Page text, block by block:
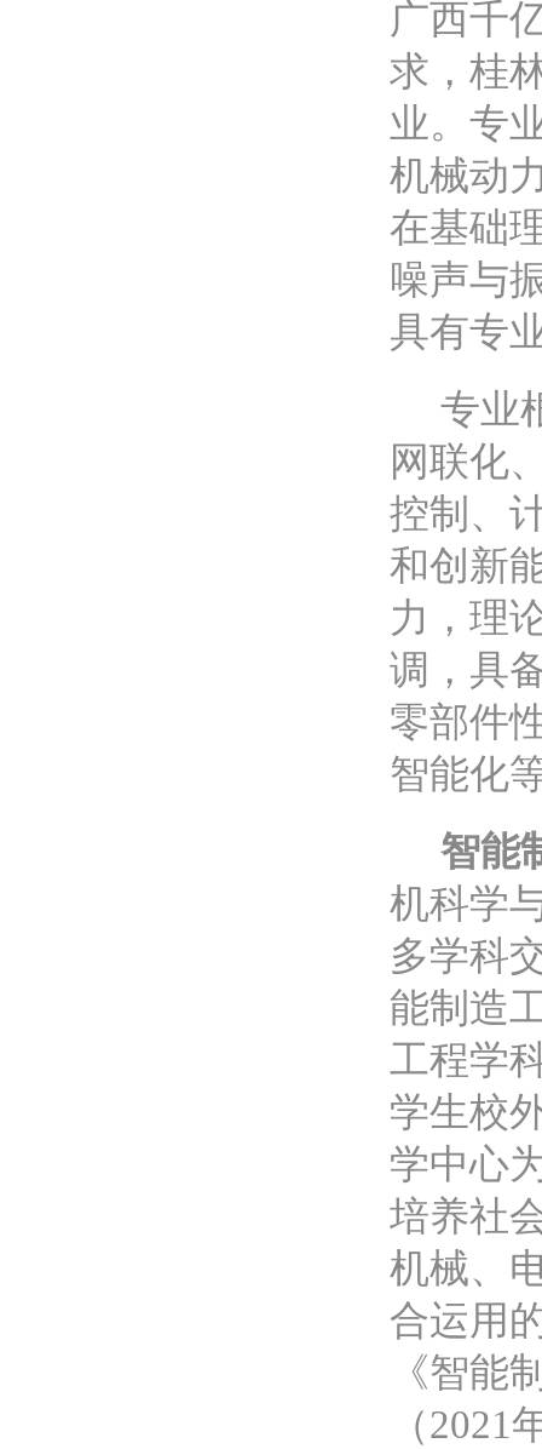
广西千
求，桂
业。专
机械动
在基础
噪声与
具有专
专业
网联化
控制、
和创新
力，理
调，具
零部件
智能化
智能
机科学
多学科
能制造
工程学
学生校
学中心
培养社
机械、
合运用
《智能
（